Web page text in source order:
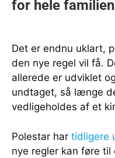
Det er endnu uklart,
den nye regel vil få.
allerede er udviklet
undtaget, så længe
vedligeholdes af et
Polestar har tidligere
nye regler kan føre